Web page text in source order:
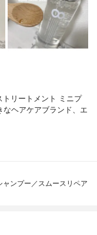
トリートメント ミニプ
ヘアケアブランド、エ
ンプー／スムースリペア